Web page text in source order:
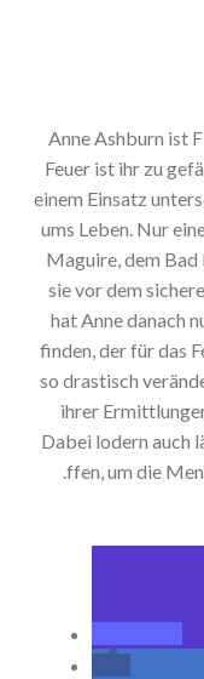
Anne Ashburn ist
Feuer ist ihr zu
einem Einsatz
ums Leben. Nur
Maguire, dem
sie vor dem
hat Anne danach
finden, der für das
so drastisch
ihrer
Dabei lodern auch
.ffen, um die